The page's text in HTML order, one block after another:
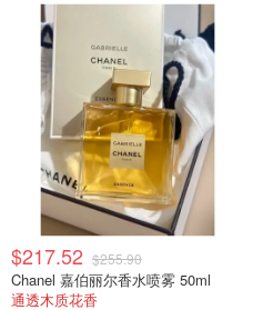
$217.52 $255.90
Chanel 嘉伯丽尔香水喷雾 50ml
通透木质花香